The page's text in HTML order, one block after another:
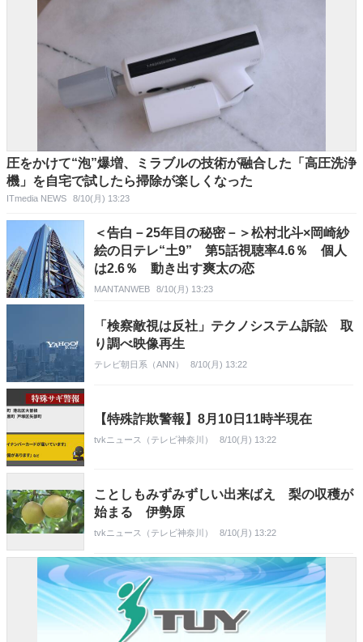
圧をかけて“泡”爆増、ミラブルの技術が融合した「高圧洗浄
機」を自宅で試したら掃除が楽しくなった
ITmedia NEWS 8/10(月) 13:23
＜告白－25年目の秘密－＞松村北斗×岡崎紗
絵の日テレ“土9” 第5話視聴率4.6％ 個人
は2.6％ 動き出す爽太の恋
MANTANWEB 8/10(月) 13:23
「検察敵視は反社」テクノシステム訴訟 取
り調べ映像再生
テレビ朝日系（ANN） 8/10(月) 13:22
【特殊詐欺警報】8月10日11時半現在
tvkニュース（テレビ神奈川） 8/10(月) 13:22
ことしもみずみずしい出来ばえ 梨の収穫が
始まる 伊勢原
tvkニュース（テレビ神奈川） 8/10(月) 13:22